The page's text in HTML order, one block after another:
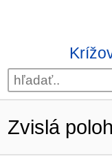
Zvislá